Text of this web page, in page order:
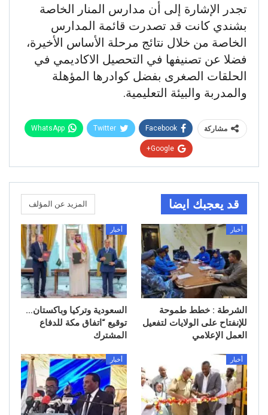
تجدر الإشارة إلى أن مدارس المنار الخاصة
بشندي كانت قد تصدرت قائمة المدارس
الخاصة من خلال نتائج مرحلة الأساس الأخيرة،
فضلا عن تصنيفها في التحصيل الاكاديمي في
الحلقات الصغرى بفضل كوادرها المؤهلة
والمدربة والبيئة التعليمية.
مشاركة Facebook
Twitter
WhatsApp
Google+
قد يعجبك ايضا المزيد عن المؤلف
أخبار
الشرطة : خطط طموحة
للإنفتاح على الولايات لتفعيل
العمل الإعلامي
أخبار
السعودية وتركيا وباكستان…
توقيع “اتفاق مكة للدفاع
المشترك
أخبار أخبار